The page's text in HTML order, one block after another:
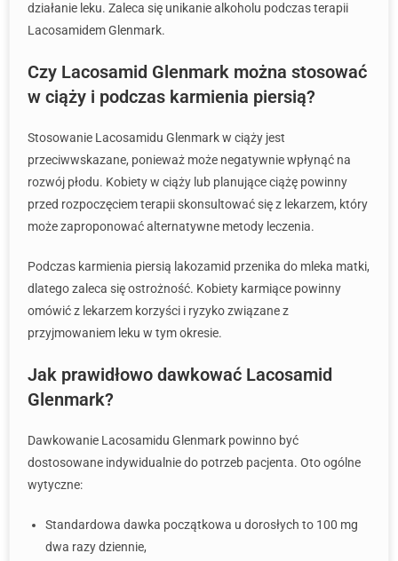
działanie leku. Zaleca się unikanie alkoholu podczas terapii
Lacosamidem Glenmark.
Czy Lacosamid Glenmark można stosować
w ciąży i podczas karmienia piersią?
Stosowanie Lacosamidu Glenmark w ciąży jest
przeciwwskazane, ponieważ może negatywnie wpłynąć na
rozwój płodu. Kobiety w ciąży lub planujące ciążę powinny
przed rozpoczęciem terapii skonsultować się z lekarzem, który
może zaproponować alternatywne metody leczenia.
Podczas karmienia piersią lakozamid przenika do mleka matki,
dlatego zaleca się ostrożność. Kobiety karmiące powinny
omówić z lekarzem korzyści i ryzyko związane z
przyjmowaniem leku w tym okresie.
Jak prawidłowo dawkować Lacosamid
Glenmark?
Dawkowanie Lacosamidu Glenmark powinno być
dostosowane indywidualnie do potrzeb pacjenta. Oto ogólne
wytyczne:
Standardowa dawka początkowa u dorosłych to 100 mg
dwa razy dziennie,